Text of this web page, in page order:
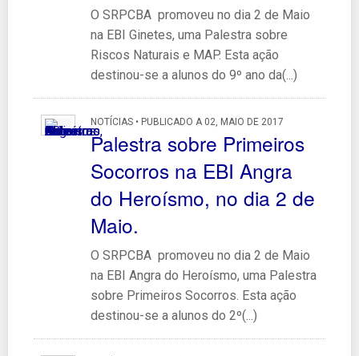
O SRPCBA promoveu no dia 2 de Maio
na EBI Ginetes, uma Palestra sobre
Riscos Naturais e MAP. Esta ação
destinou-se a alunos do 9º ano da(...)
NOTÍCIAS • PUBLICADO A 02, MAIO DE 2017
Palestra sobre Primeiros
Socorros na EBI Angra
do Heroísmo, no dia 2 de
Maio.
O SRPCBA promoveu no dia 2 de Maio
na EBI Angra do Heroísmo, uma Palestra
sobre Primeiros Socorros. Esta ação
destinou-se a alunos do 2º(...)